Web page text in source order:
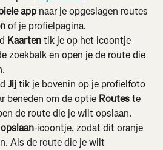
app naar je opgeslagen routes
of je profielpagina.
Kaarten tik je op het icoontje
zoekbalk en open je de route die
Jij tik je bovenin op je profielfoto
beneden om de optie Routes te
de route die je wilt opslaan.
opslaan-icoontje, zodat dit oranje
Als de route die je wilt